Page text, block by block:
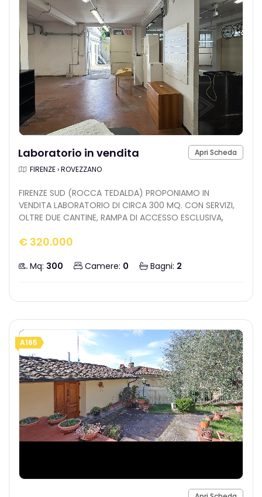
Apri Scheda
Laboratorio in vendita
FIRENZE › ROVEZZANO
FIRENZE SUD (ROCCA TEDALDA) PROPONIAMO IN
VENDITA LABORATORIO DI CIRCA 300 MQ. CON SERVIZI,
OLTRE DUE CANTINE, RAMPA DI ACCESSO ESCLUSIVA,
€ 320.000
Mq: 300 Camere: 0 Bagni: 2
A165